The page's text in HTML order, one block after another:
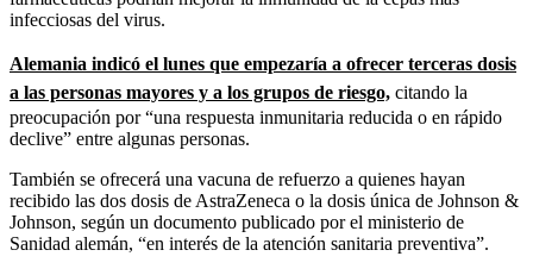
infecciosas del virus.
Alemania indicó el lunes que empezaría a ofrecer terceras dosis
a las personas mayores y a los grupos de riesgo, citando la
preocupación por “una respuesta inmunitaria reducida o en rápido
declive” entre algunas personas.
También se ofrecerá una vacuna de refuerzo a quienes hayan
recibido las dos dosis de AstraZeneca o la dosis única de Johnson &
Johnson, según un documento publicado por el ministerio de
Sanidad alemán, “en interés de la atención sanitaria preventiva”.